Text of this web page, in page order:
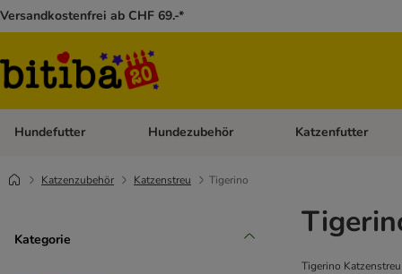
Versandkostenfrei ab CHF 69.-*
Hundefutter Kategorie-Menü öffnen: Hundefutter
Hundezubehör Kategorie-Menü
Katzenfutter
Katzenzubehör Katzenstreu Tigerino
Kategorie
Tigerino